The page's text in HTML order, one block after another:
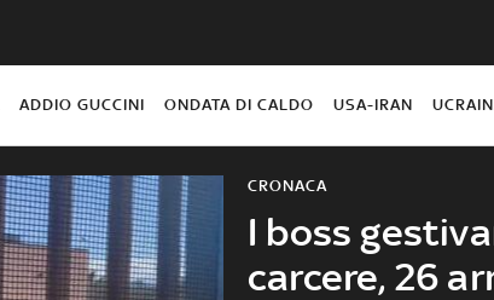
ADDIO GUCCINI ONDATA DI CALDO USA-IRAN
I boss
carcere, 26
CRONACA